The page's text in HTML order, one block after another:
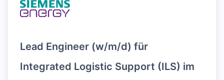
Lead Engineer (w/m/d) für
Integrated Logistic Support (ILS) im